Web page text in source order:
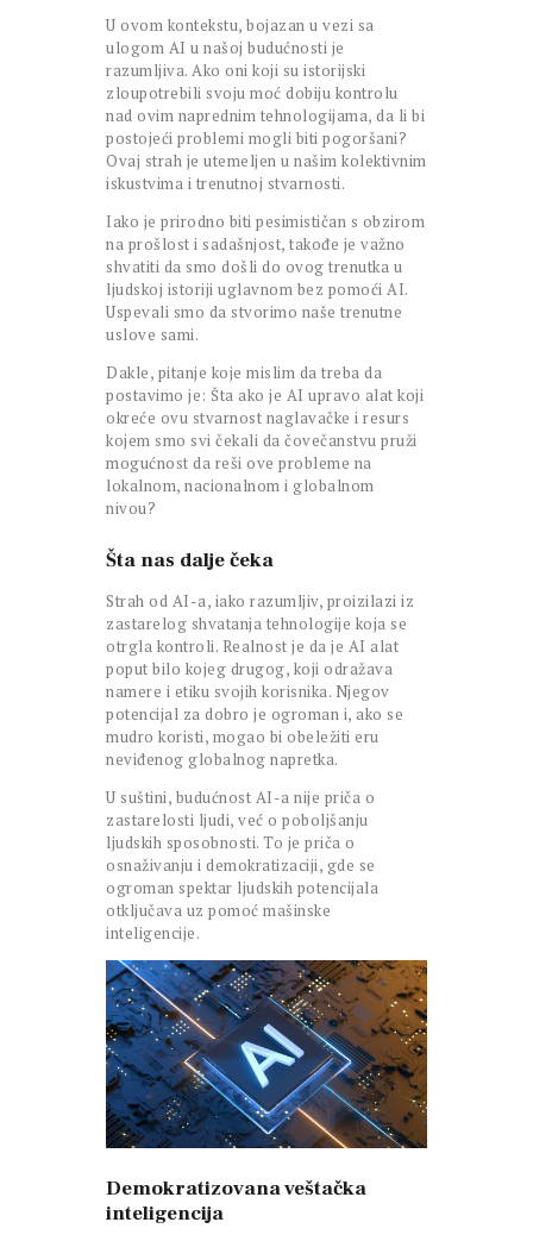
U ovom kontekstu, bojazan u vezi sa
ulogom AI u našoj budućnosti je
razumljiva. Ako oni koji su istorijski
zloupotrebili svoju moć dobiju kontrolu
nad ovim naprednim tehnologijama, da li bi
postojeći problemi mogli biti pogoršani?
Ovaj strah je utemeljen u našim kolektivnim
iskustvima i trenutnoj stvarnosti.
Iako je prirodno biti pesimističan s obzirom
na prošlost i sadašnjost, takođe je važno
shvatiti da smo došli do ovog trenutka u
ljudskoj istoriji uglavnom bez pomoći AI.
Uspevali smo da stvorimo naše trenutne
uslove sami.
Dakle, pitanje koje mislim da treba da
postavimo je: Šta ako je AI upravo alat koji
okreće ovu stvarnost naglavačke i resurs
kojem smo svi čekali da čovečanstvu pruži
mogućnost da reši ove probleme na
lokalnom, nacionalnom i globalnom
nivou?
Šta nas dalje čeka
Strah od AI-a, iako razumljiv, proizilazi iz
zastarelog shvatanja tehnologije koja se
otrgla kontroli. Realnost je da je AI alat
poput bilo kojeg drugog, koji odražava
namere i etiku svojih korisnika. Njegov
potencijal za dobro je ogroman i, ako se
mudro koristi, mogao bi obeležiti eru
neviđenog globalnog napretka.
U suštini, budućnost AI-a nije priča o
zastarelosti ljudi, već o poboljšanju
ljudskih sposobnosti. To je priča o
osnaživanju i demokratizaciji, gde se
ogroman spektar ljudskih potencijala
otključava uz pomoć mašinske
inteligencije.
Demokratizovana veštačka
inteligencija